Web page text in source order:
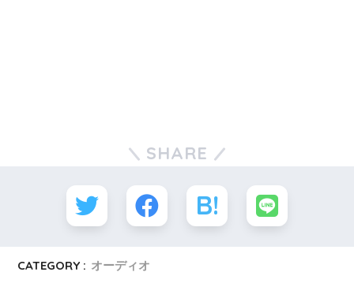
SHARE
CATEGORY : オーディオ